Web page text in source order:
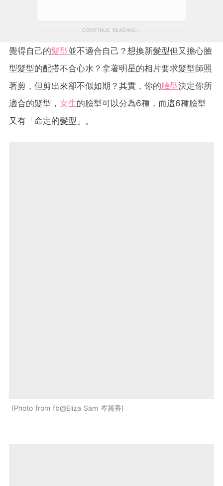
CONTINUE READING
覺得自己的髮型並不適合自己？想換新髮型但又擔心臉
型髮型的配搭不合心水？拿著明星的相片要求髮型師照
著剪，但剪出來卻不似如期？其實，你的臉型決定你所
適合的髮型， 女生的臉型可以分為6種，而這6種臉型
又有「命定的髮型」。
Photo from fb@Eliza Sam 岑麗香